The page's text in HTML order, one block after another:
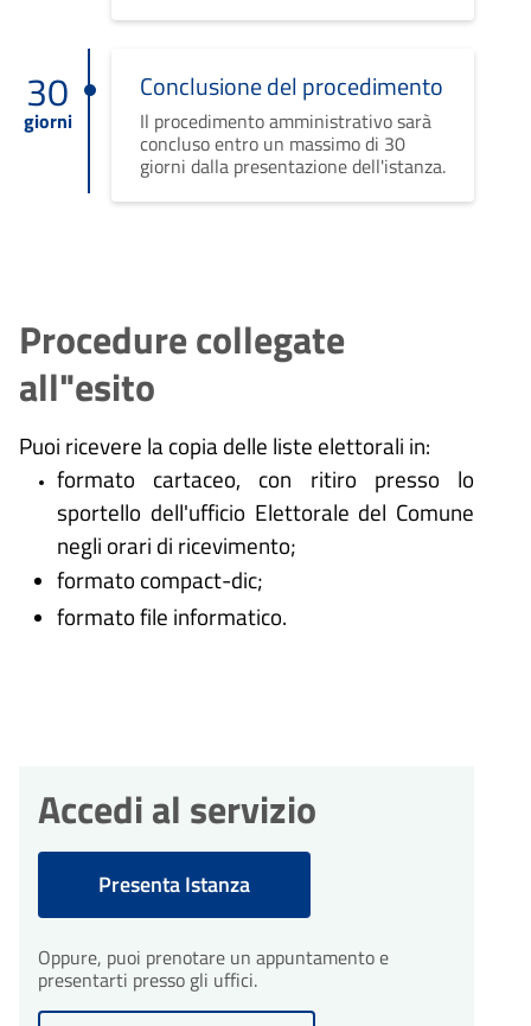
30
giorni
Conclusione del procedimento
Il procedimento amministrativo sarà
concluso entro un massimo di 30
giorni dalla presentazione dell'istanza.
Procedure collegate
all"esito
Puoi ricevere la copia delle liste elettorali in:
formato cartaceo, con ritiro presso lo
sportello dell'ufficio Elettorale del Comune
negli orari di ricevimento;
formato compact-dic;
formato file informatico.
Accedi al servizio
Presenta Istanza
Oppure, puoi prenotare un appuntamento e
presentarti presso gli uffici.